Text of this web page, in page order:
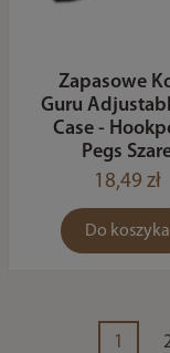
Zapasowe
Guru
Case -
Pegs
18,49 zł
Do koszyka
1